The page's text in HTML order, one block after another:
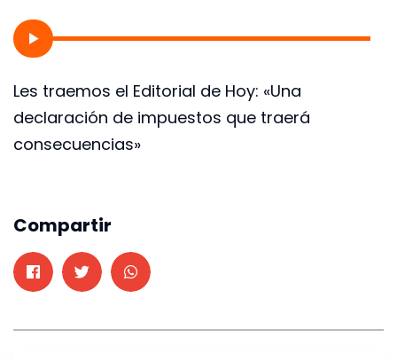
Les traemos el Editorial de Hoy: «Una
declaración de impuestos que traerá
consecuencias»
Compartir